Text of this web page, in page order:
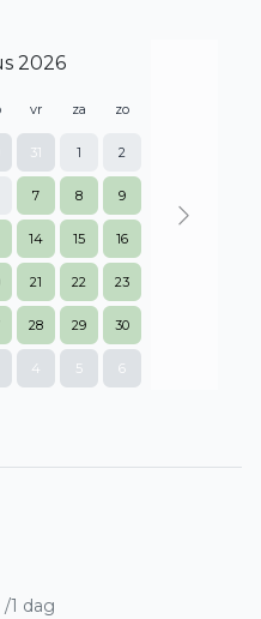
2026
vr za zo
31 1 2
7 8 9
14 15 16
21 22 23
28 29 30
4 5 6
Next
/1 dag